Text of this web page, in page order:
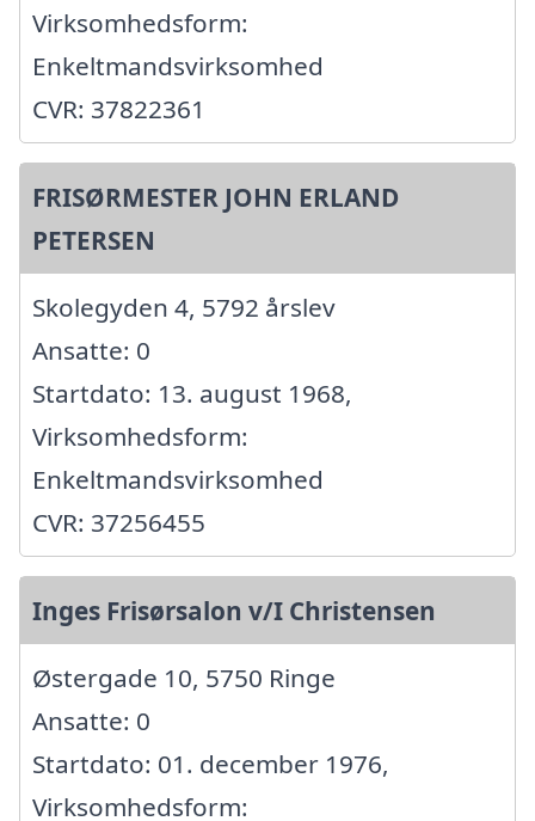
Virksomhedsform:
Enkeltmandsvirksomhed
CVR: 37822361
FRISØRMESTER JOHN ERLAND
PETERSEN
Skolegyden 4, 5792 årslev
Ansatte: 0
Startdato: 13. august 1968,
Virksomhedsform:
Enkeltmandsvirksomhed
CVR: 37256455
Inges Frisørsalon v/I Christensen
Østergade 10, 5750 Ringe
Ansatte: 0
Startdato: 01. december 1976,
Virksomhedsform: